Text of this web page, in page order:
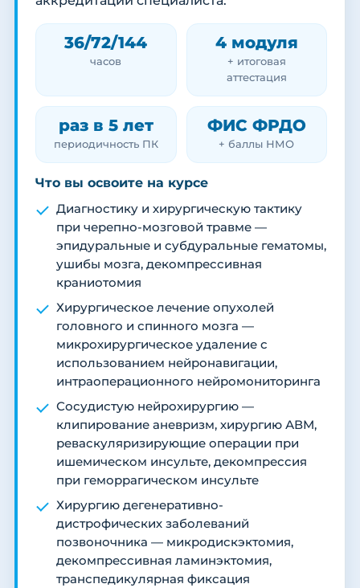
36/72/144
часов
4 модуля
+ итоговая
аттестация
раз в 5 лет
периодичность ПК
ФИС ФРДО
+ баллы НМО
Что вы освоите на курсе
Диагностику и хирургическую тактику
при черепно-мозговой травме —
эпидуральные и субдуральные гематомы,
ушибы мозга, декомпрессивная
краниотомия
Хирургическое лечение опухолей
головного и спинного мозга —
микрохирургическое удаление с
использованием нейронавигации,
интраоперационного нейромониторинга
Сосудистую нейрохирургию —
клипирование аневризм, хирургию АВМ,
реваскуляризирующие операции при
ишемическом инсульте, декомпрессия
при геморрагическом инсульте
Хирургию дегенеративно-
дистрофических заболеваний
позвоночника — микродискэктомия,
декомпрессивная ламинэктомия,
транспедикулярная фиксация